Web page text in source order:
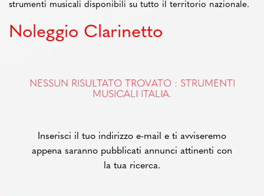
strumenti musicali disponibili su tutto il territorio nazionale.
Noleggio Clarinetto
NESSUN RISULTATO TROVATO : STRUMENTI
MUSICALI ITALIA.
Inserisci il tuo indirizzo e-mail e ti avviseremo
appena saranno pubblicati annunci attinenti con
la tua ricerca.